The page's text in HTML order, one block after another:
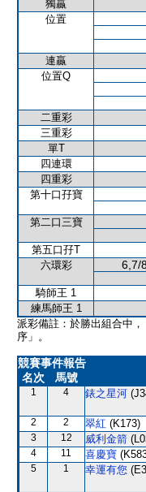
獨贏
位置
連贏
位置Q
二重彩
三重彩
單T
四連環
四重彩
第十口孖寶
第二口三寶
第五口孖T
六環彩 6,7/
騎師王 1
練馬師王 1
派彩備註：於勝出組合中
序」。
競賽事件報告
名次
馬號
1 4 錶之星河
2 2 翠紅 (K173)
3 12 威利金箭
4 11 喜慶寶
5 1 幸運有您